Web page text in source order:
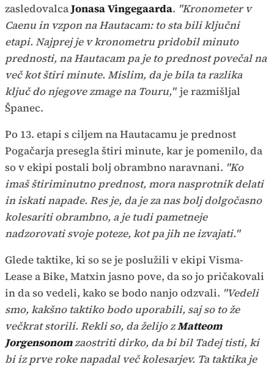
zasledovalcaJonasa Vingegaarda. "Kronometer v
Caenu in vzpon na Hautacam: to sta bili ključni
etapi. Najprej je v kronometru pridobil minuto
prednosti, na Hautacam pa je to prednost povečal na
več kot štiri minute. Mislim, da je bila ta razlika
ključ do njegove zmage na Touru," je razmišljal
Španec.
Po 13. etapi s ciljem na Hautacamu je prednost
Pogačarja presegla štiri minute, kar je pomenilo, da
so v ekipi postali bolj obrambno naravnani. "Ko
imaš štiriminutno prednost, mora nasprotnik delati
in iskati napade. Res je, da je za nas bolj dolgočasno
kolesariti obrambno, a je tudi pametneje
nadzorovati svoje poteze, kot pa jih ne izvajati."
Glede taktike, ki so se je poslužili v ekipi Visma-
Lease a Bike, Matxin jasno pove, da so jo pričakovali
in da so vedeli, kako se bodo nanjo odzvali. "Vedeli
smo, kakšno taktiko bodo uporabili, saj so to že
večkrat storili. Rekli so, da želijo zMatteom
Jorgensonomzaostriti dirko, da bi bil Tadej tisti, ki
bi iz prve roke napadal več kolesarjev. Ta taktika je